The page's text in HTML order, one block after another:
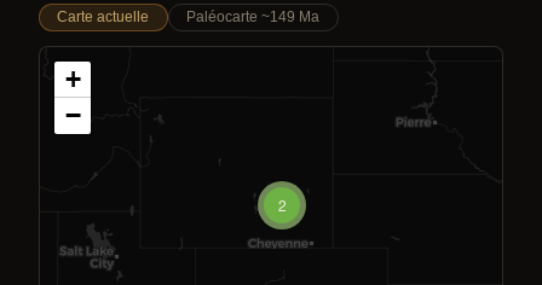
Carte actuelle Paléocarte ~149 Ma
2
+
−